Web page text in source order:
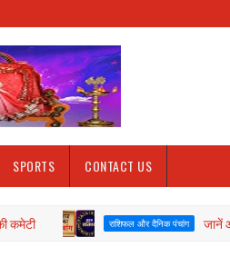
SPORTS CONTACT US
राशिफल और दैनिक पंचांग जानें आज दिनाँक 06/